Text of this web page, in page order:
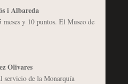
i Albareda
meses y 10 puntos. El Museo de
Olivares
servicio de la Monarquía